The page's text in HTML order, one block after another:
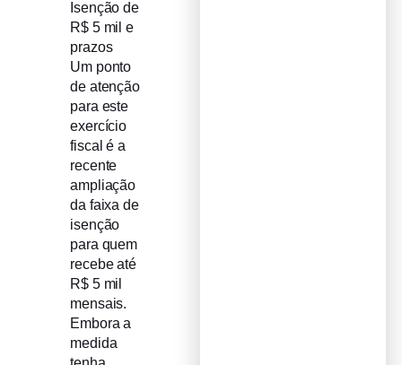
Isenção de
R$ 5 mil e
prazos
Um ponto
de atenção
para este
exercício
fiscal é a
recente
ampliação
da faixa de
isenção
para quem
recebe até
R$ 5 mil
mensais.
Embora a
medida